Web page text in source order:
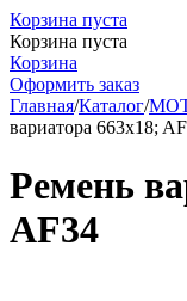
Корзина пуста
Корзина пуста
Корзина
Оформить заказ
Главная/Каталог/
вариатора 663x18;
Ремень
AF34